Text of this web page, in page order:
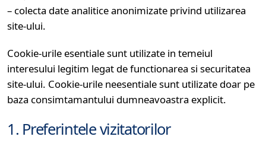
– colecta date analitice anonimizate privind utilizarea
site-ului.
Cookie-urile esentiale sunt utilizate in temeiul
interesului legitim legat de functionarea si securitatea
site-ului. Cookie-urile neesentiale sunt utilizate doar pe
baza consimtamantului dumneavoastra explicit.
1. Preferintele vizitatorilor